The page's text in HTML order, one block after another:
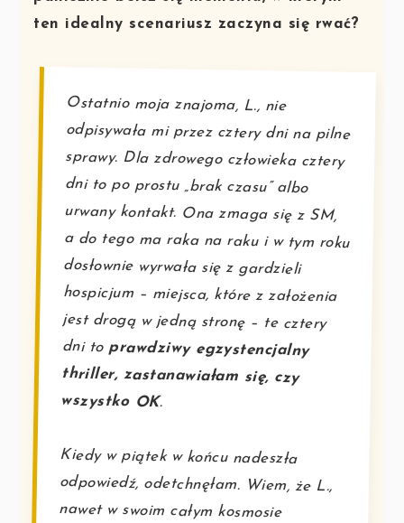
ten idealny scenariusz zaczyna się rwać?
Ostatnio moja znajoma, L., nie
odpisywała mi przez cztery dni na pilne
sprawy. Dla zdrowego człowieka cztery
dni to po prostu „brak czasu” albo
urwany kontakt. Ona zmaga się z SM,
a do tego ma raka na raku i w tym roku
dosłownie wyrwała się z gardzieli
hospicjum – miejsca, które z założenia
jest drogą w jedną stronę – te cztery
dni to prawdziwy egzystencjalny
thriller, zastanawiałam się, czy
wszystko OK.
Kiedy w piątek w końcu nadeszła
odpowiedź, odetchnęłam. Wiem, że L.,
nawet w swoim całym kosmosie
problemów, ma święte prawo do urlopu
od świata. Ma w sobie tyle pogodnego
nastawienia, to tak niesamowicie silna
kobieta. Ale to milczenie znowu
przypomniało mi o czymś, o czym